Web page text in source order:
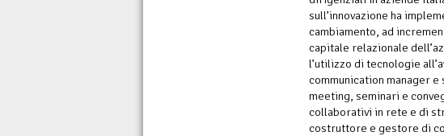
sull’innovazione ha
cambiamento, ad
capitale relazionale
l’utilizzo di tecnologie
communication manager
meeting, seminari e
collaborativi in rete e di
costruttore e gestore di